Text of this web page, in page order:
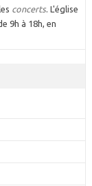
concerts. L'église
9h à 18h, en